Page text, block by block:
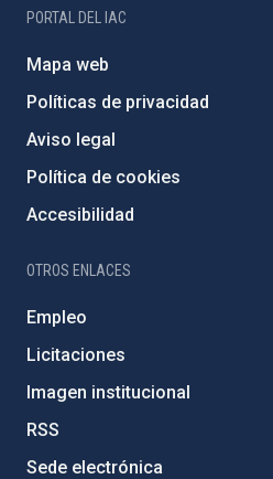
PORTAL DEL IAC
Mapa web
Políticas de privacidad
Aviso legal
Política de cookies
Accesibilidad
OTROS ENLACES
Empleo
Licitaciones
Imagen institucional
RSS
Sede electrónica